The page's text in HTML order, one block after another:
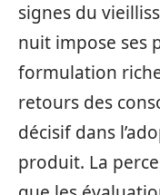
signes du
nuit impose ses
formulation
retours des
décisif dans
produit. La